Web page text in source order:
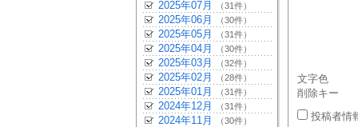
2025年07月 （31件）
2025年06月 （30件）
2025年05月 （31件）
2025年04月 （30件）
2025年03月 （32件）
2025年02月 （28件）
2025年01月 （31件）
2024年12月 （31件）
2024年11月 （30件）
文字色
削除キー
投稿者情